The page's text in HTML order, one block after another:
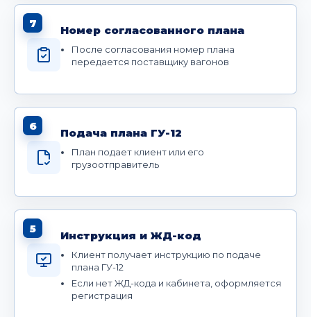
7
Номер согласованного плана
После согласования номер плана
передается поставщику вагонов
6
Подача плана ГУ-12
План подает клиент или его
грузоотправитель
5
Инструкция и ЖД-код
Клиент получает инструкцию по подаче
плана ГУ-12
Если нет ЖД-кода и кабинета, оформляется
регистрация